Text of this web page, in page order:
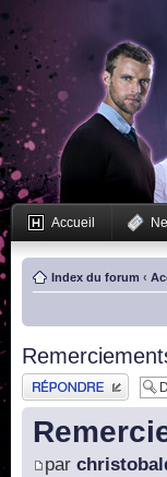
Accueil
Index du forum ‹
Publier une réponse
par